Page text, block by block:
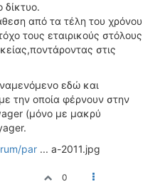
από τα τέλη του χρόνου
τους εταιρικούς στόλους
στις
εδώ και
την οποία φέρνουν στην
(μόνο με μακρύ
par ... a-2011.jpg
0